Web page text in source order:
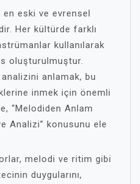
en eski ve evrensel
Her kültürde farklı
kullanılarak
oluşturulmuştur.
anlamak, bu
inmek için önemli
“Melodiden Anlam
Analizi” konusunu ele
melodi ve ritim gibi
duygularını,